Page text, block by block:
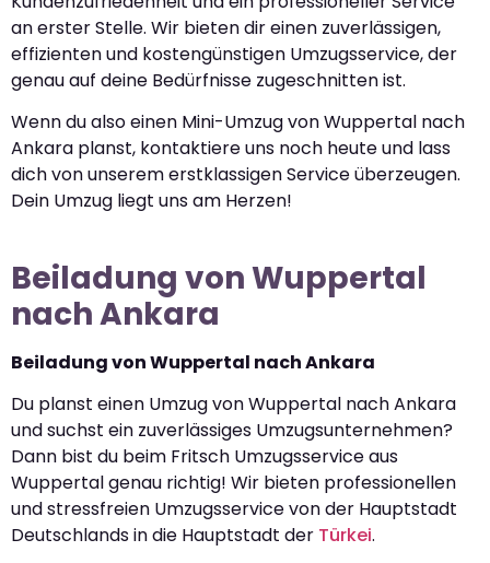
an erster Stelle. Wir bieten dir einen zuverlässigen,
effizienten und kostengünstigen Umzugsservice, der
genau auf deine Bedürfnisse zugeschnitten ist.
Wenn du also einen Mini-Umzug von Wuppertal nach
Ankara planst, kontaktiere uns noch heute und lass
dich von unserem erstklassigen Service überzeugen.
Dein Umzug liegt uns am Herzen!
Beiladung von Wuppertal
nach Ankara
Beiladung von Wuppertal nach Ankara
Du planst einen Umzug von Wuppertal nach Ankara
und suchst ein zuverlässiges Umzugsunternehmen?
Dann bist du beim Fritsch Umzugsservice aus
Wuppertal genau richtig! Wir bieten professionellen
und stressfreien Umzugsservice von der Hauptstadt
Deutschlands in die Hauptstadt der Türkei.